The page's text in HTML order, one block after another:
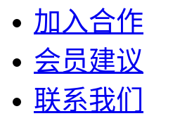
加入合作
会员建议
联系我们